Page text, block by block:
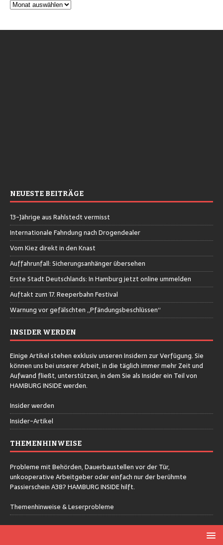
NEUESTE BEITRÄGE
13-Jährige aus Rahlstedt vermisst
Internationale Fahndung nach Drogendealer
Vom Kiez direkt in den Knast
Auffahrunfall: Sicherungsanhänger übersehen
Erste Stadt Deutschlands: In Hamburg jetzt online ummelden
Auftakt zum 17. Reeperbahn Festival
Warnung vor gefälschten „Pfändungsbeschlüssen“
INSIDER WERDEN
Einige Artikel stehen exklusiv unseren Insidern zur Verfügung. Sie
können uns bei unserer Arbeit, in die täglich immer mehr Zeit und
Aufwand fließt, unterstützen, in dem Sie als Insider ein Teil von
HAMBURG INSIDE werden.
Insider werden
Insider-Artikel
THEMENHINWEISE
Probleme mit Behörden, Dauerbaustellen vor der Tür,
unkooperative Arbeitgeber oder einfach nur der berühmte
Passierschein A38? HAMBURG INSIDE hilft.
Themenhinweise & Leserprobleme